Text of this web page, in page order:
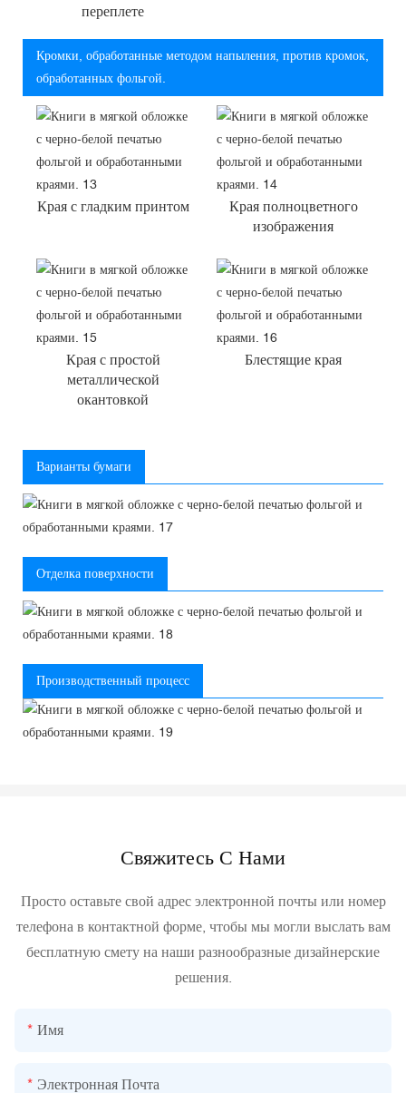
переплете
Кромки, обработанные методом напыления, против кромок,
обработанных фольгой.
Края с гладким принтом
Края полноцветного
изображения
Края с простой
металлической
окантовкой
Блестящие края
Варианты бумаги
Отделка поверхности
Производственный процесс
Свяжитесь С Нами
Просто оставьте свой адрес электронной почты или номер
телефона в контактной форме, чтобы мы могли выслать вам
бесплатную смету на наши разнообразные дизайнерские
решения.
Имя
Электронная Почта